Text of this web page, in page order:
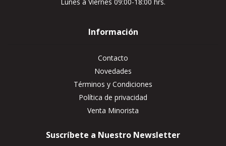
Información
Contacto
Novedades
Términos y Condiciones
Política de privacidad
Venta Minorista
Suscríbete a Nuestro Newsletter